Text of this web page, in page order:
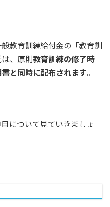
教育訓練給付金の「教育訓
、原則教育訓練の修了時
と同時に配布されます。
について見ていきましょ